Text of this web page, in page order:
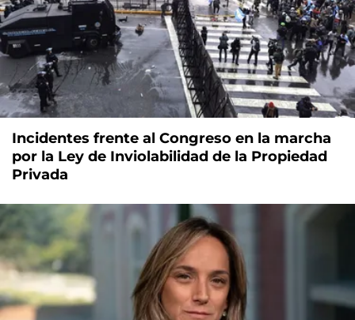
Incidentes frente al Congreso en la marcha
por la Ley de Inviolabilidad de la Propiedad
Privada